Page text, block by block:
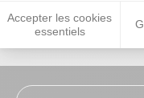
Accepter les cookies
essentiels